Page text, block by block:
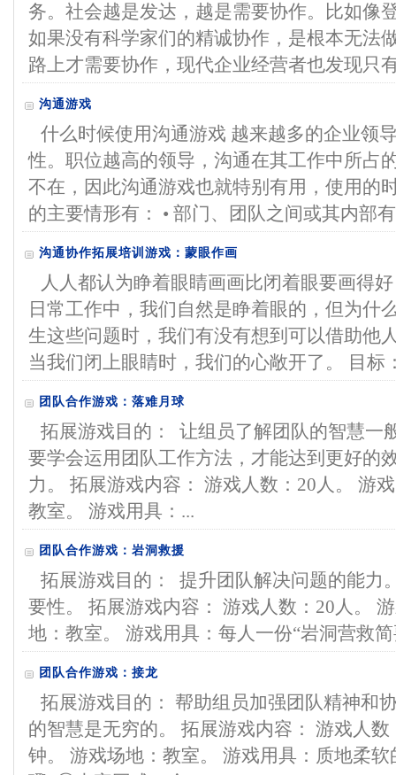
务。社会越是发达，越是需要协作。比如像
如果没有科学家们的精诚协作，是根本无法
路上才需要协作，现代企业经营者也发现只
沟通游戏
什么时候使用沟通游戏 越来越多的企业领
性。职位越高的领导，沟通在其工作中所占
不在，因此沟通游戏也就特别有用，使用的
的主要情形有： • 部门、团队之间或其内部
沟通协作拓展培训游戏：蒙眼作画
人人都认为睁着眼睛画画比闭着眼要画得
日常工作中，我们自然是睁着眼的，但为什
生这些问题时，我们有没有想到可以借助他
当我们闭上眼睛时，我们的心敞开了。 目标
团队合作游戏：落难月球
拓展游戏目的： 让组员了解团队的智慧一
要学会运用团队工作方法，才能达到更好的
力。 拓展游戏内容： 游戏人数：20人。 游
教室。 游戏用具：...
团队合作游戏：岩洞救援
拓展游戏目的： 提升团队解决问题的能力
要性。 拓展游戏内容： 游戏人数：20人。
地：教室。 游戏用具：每人一份“岩洞营救
团队合作游戏：接龙
拓展游戏目的： 帮助组员加强团队精神和
的智慧是无穷的。 拓展游戏内容： 游戏人
钟。 游戏场地：教室。 游戏用具：质地柔